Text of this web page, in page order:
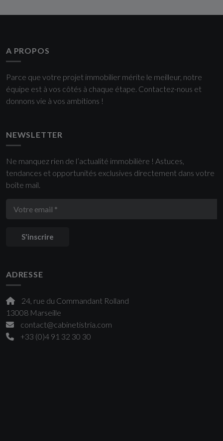
A PROPOS
Parce que votre projet immobilier mérite le meilleur, notre
équipe est à vos côtés à chaque étape. Contactez-nous et
donnons vie à vos ambitions !
NEWSLETTER
Ne manquez rien de l’actualité immobilière ! Astuces,
tendances et opportunités exclusives directement dans votre
boîte mail.
S'inscrire
ADRESSE
24, rue du Commandant Rolland
13008 Marseille
contact@cabinetistria.com
+33 (0)4 91 32 30 30